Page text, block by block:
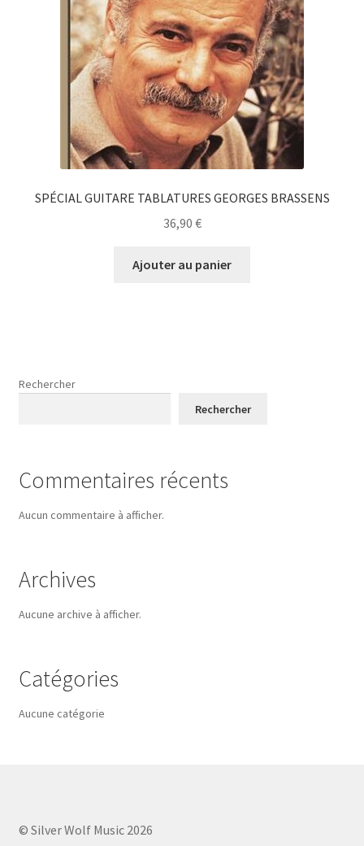
SPÉCIAL GUITARE TABLATURES GEORGES BRASSENS
36,90 €
Ajouter au panier
Rechercher
Rechercher
Commentaires récents
Aucun commentaire à afficher.
Archives
Aucune archive à afficher.
Catégories
Aucune catégorie
© Silver Wolf Music 2026